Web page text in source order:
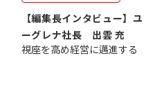
【編集長インタビュー】ユ
ーグレナ社長 出雲 充
視座を高め経営に邁進する